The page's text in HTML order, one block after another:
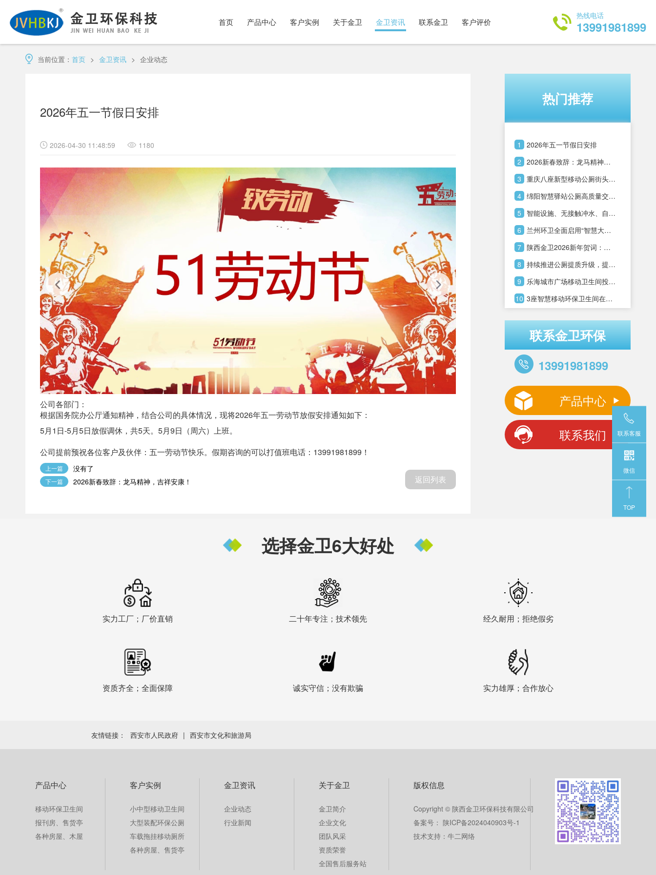
首页 产品中心 客户实例 关于金卫 金卫资讯 联系金卫 客户评价
热线电话
13991981899
当前位置： 首页 > 金卫资讯 > 企业动态
2026年五一节假日安排
2026-04-30 11:48:59 1180
公司各部门：
根据国务院办公厅通知精神，结合公司的具体情况，现将2026年五一劳动节放假安排通知如下：
5月1日-5月5日放假调休，共5天。5月9日（周六）上班。
公司提前预祝各位客户及伙伴：五一劳动节快乐。假期咨询的可以打值班电话：13991981899！
上一篇 没有了
下一篇 2026新春致辞：龙马精神，吉祥安康！ 返回列表
热门推荐
1
2026年五一节假日安排
2 2026新春致辞：龙马精神，
3 重庆八座新型移动公厕街头投
度
4 绵阳智慧驿站公厕高质量交
5
智能设施、无接触冲水、自动
能~
6
兰州环卫全面启用“智慧大脑”
7 陕西金卫2026新年贺词：乘
8 持续推进公厕提质升级，提升
9
乐海城市广场移动卫生间投入
10 3座智慧移动环保卫生间在银
川市街道投入使用
联系金卫环保
13991981899
产品中心
联系我们
选择金卫6大好处
实力工厂；厂价直销 二十年专注；技术领先 经久耐用；拒绝假劣
资质齐全；全面保障 诚实守信；没有欺骗 实力雄厚；合作放心
友情链接： 西安市人民政府 | 西安市文化和旅游局
产品中心
移动环保卫生间
报刊房、售货亭
各种房屋、木屋
客户实例
小中型移动卫生间
大型装配环保公厕
车载拖挂移动厕所
各种房屋、售货亭
金卫资讯
企业动态
行业新闻
关于金卫
金卫简介
企业文化
团队风采
资质荣誉
全国售后服务站
版权信息
Copyright © 陕西金卫环保科技有限公司
备案号： 陕ICP备2024040903号-1
技术支持：牛二网络
联系客服
微信
TOP